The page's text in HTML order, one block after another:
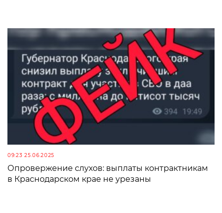
09:23 25.06.2025
Опровержение слухов: выплаты контрактникам
в Краснодарском крае не урезаны